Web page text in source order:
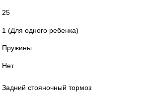
25
1 (Для одного ребенка)
Пружины
Нет
Задний стояночный тормоз